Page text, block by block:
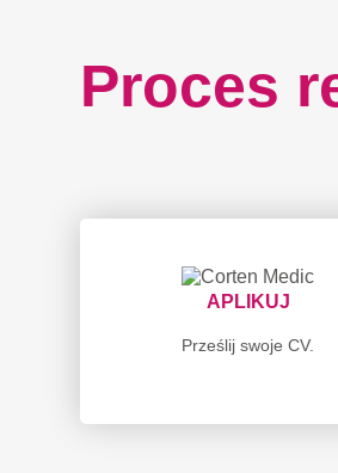
Proces
APLIKUJ
Prześlij swoje CV.